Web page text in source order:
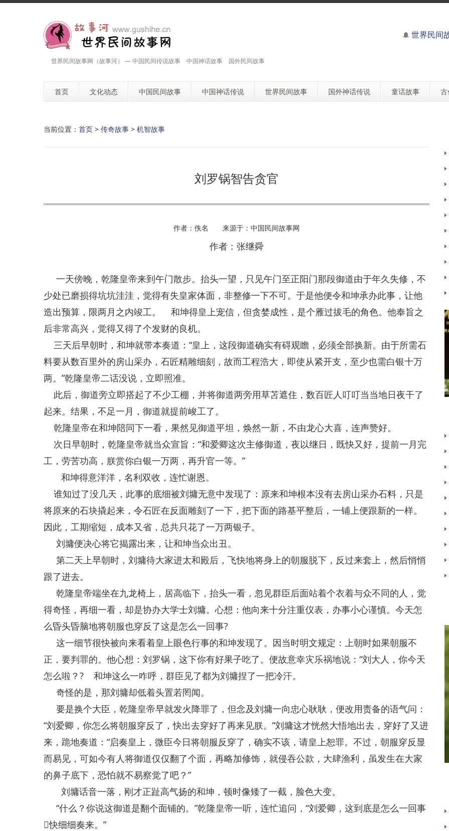
世界民间故事网（故事河） — 中国民间传说故事 中国神话故事 国外民间故事
世界民间
首页 文化动态 中国民间故事 中国神话传说 世界民间故事 国外神话传说 童话故事
当前位置： 首页 > 传奇故事 > 机智故事
刘罗锅智告贪官
作者：佚名 来源于：中国民间故事网
作者：张继舜
一天傍晚，乾隆皇帝来到午门散步。抬头一望，只见午门至正阳门那段御道由于年久失修，不
少处已磨损得坑坑洼洼，觉得有失皇家体面，非整修一下不可。于是他便令和坤承办此事，让他
造出预算，限两月之内竣工。 和坤得皇上宠信，但贪婪成性，是个雁过拔毛的角色。他奉旨之
后非常高兴，觉得又得了个发财的良机。
三天后早朝时，和坤就带本奏道：“皇上，这段御道确实有碍观瞻，必须全部换新。由于所需石
料要从数百里外的房山采办，石匠精雕细刻，故而工程浩大，即使从紧开支，至少也需白银十万
两。”乾隆皇帝二话没说，立即照准。
此后，御道旁立即搭起了不少工棚，并将御道两旁用草苫遮住，数百匠人叮叮当当地日夜干了
起来。结果，不足一月，御道就提前峻工了。
乾隆皇帝在和坤陪同下一看，果然见御道平坦，焕然一新，不由龙心大喜，连声赞好。
次日早朝时，乾隆皇帝就当众宣旨：“和爱卿这次主修御道，夜以继日，既快又好，提前一月完
工，劳苦功高，朕赏你白银一万两，再升官一等。”
和坤得意洋洋，名利双收，连忙谢恩。
谁知过了没几天，此事的底细被刘墉无意中发现了：原来和坤根本没有去房山采办石料，只是
将原来的石块撬起来，令石匠在反面雕刻了一下，把下面的路基平整后，一铺上便跟新的一样。
因此，工期缩短，成本又省，总共只花了一万两银子。
刘墉便决心将它揭露出来，让和坤当众出丑。
第二天上早朝时，刘墉待大家进太和殿后，飞快地将身上的朝服脱下，反过来套上，然后悄悄
跟了进去。
乾隆皇帝端坐在九龙椅上，居高临下，抬头一看，忽见群臣后面站着个衣着与众不同的人，觉
得奇怪，再细一看，却是协办大学士刘墉。心想：他向来十分注重仪表，办事小心谨慎。今天怎
么昏头昏脑地将朝服也穿反了这是怎么一回事?
这一细节很快被向来看着皇上眼色行事的和坤发现了。因当时明文规定：上朝时如果朝服不
正，要判罪的。他心想：刘罗锅，这下你有好果子吃了。便故意幸灾乐祸地说：“刘大人，你今天
怎么啦？? 和坤这么一咋呼，群臣见了都为刘墉捏了一把冷汗。
奇怪的是，那刘墉却低着头置若罔闻。
要是换个大臣，乾隆皇帝早就发火降罪了，但念及刘墉一向忠心耿耿，便改用责备的语气问：
“刘爱卿，你怎么将朝服穿反了，快出去穿好了再来见朕。”刘墉这才恍然大悟地出去，穿好了又进
来，跪地奏道：“启奏皇上，微臣今日将朝服反穿了，确实不该，请皇上恕罪。不过，朝服穿反显
而易见，可如今有人将御道仅仅翻了个面，再略加修饰，就侵吞公款，大肆渔利，虽发生在大家
的鼻子底下，恐怕就不易察觉了吧？”
刘墉话音一落，刚才正趾高气扬的和坤，顿时像矮了一截，脸色大变。
“什么？你说这御道是翻个面铺的。”乾隆皇帝一听，连忙追问，“刘爱卿，这到底是怎么一回事
快细细奏来。”